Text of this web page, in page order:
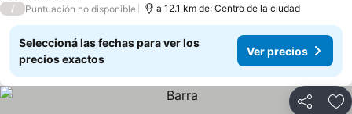
/ Puntuación no disponible a 12.1 km de: Centro de la ciudad
Seleccioná las fechas para ver los
precios exactos
Ver precios
Compartir